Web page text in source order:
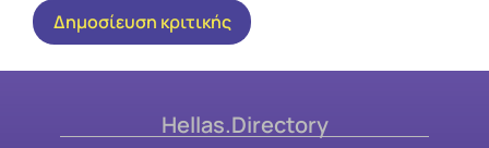
Hellas.Directory